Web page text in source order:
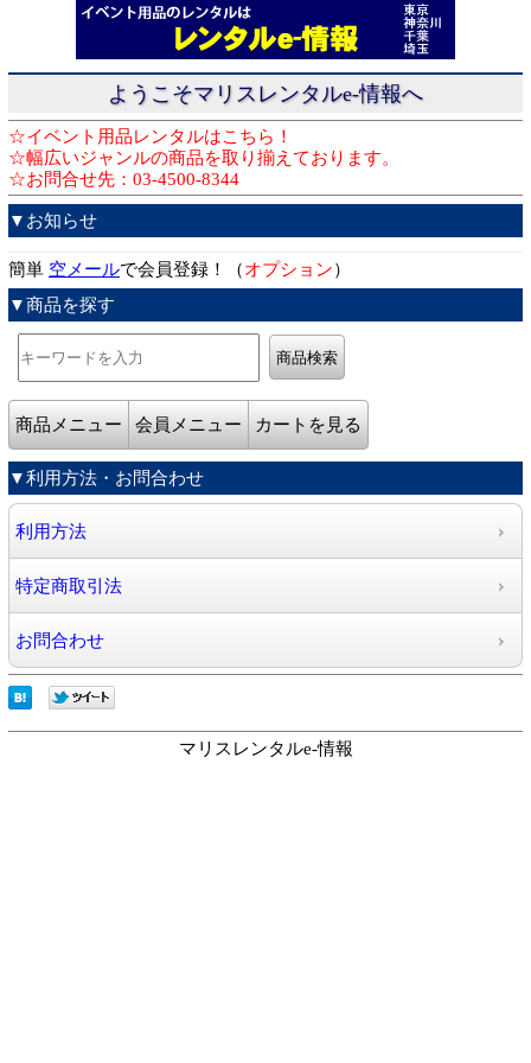
ようこそマリスレンタルe-情報へ
☆イベント用品レンタルはこちら！
☆幅広いジャンルの商品を取り揃えております。
☆お問合せ先：03-4500-8344
▼お知らせ
簡単 空メールで会員登録！（オプション）
▼商品を探す
商品メニュー 会員メニュー カートを見る
▼利用方法・お問合わせ
利用方法
特定商取引法
お問合わせ
マリスレンタルe-情報